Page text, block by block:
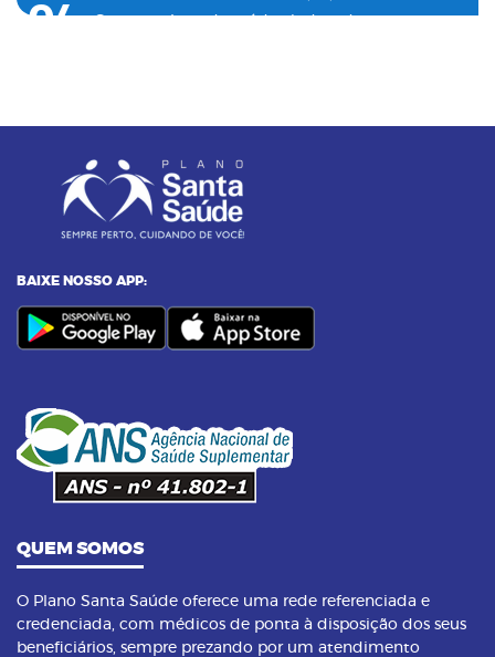
04
05
Entenda o por que a pressão 12 por 8 passou
06
Alimentos termogênicos: conheça quais são
07 23/09/2023 as 14:00h
Yoga: conheça 6 benefícios dessa prática
08
Pilates na terceira idade: conheça os
benefícios dessa prática
BAIXE NOSSO APP:
QUEM SOMOS
O Plano Santa Saúde oferece uma rede referenciada e
credenciada, com médicos de ponta à disposição dos seus
beneficiários, sempre prezando por um atendimento